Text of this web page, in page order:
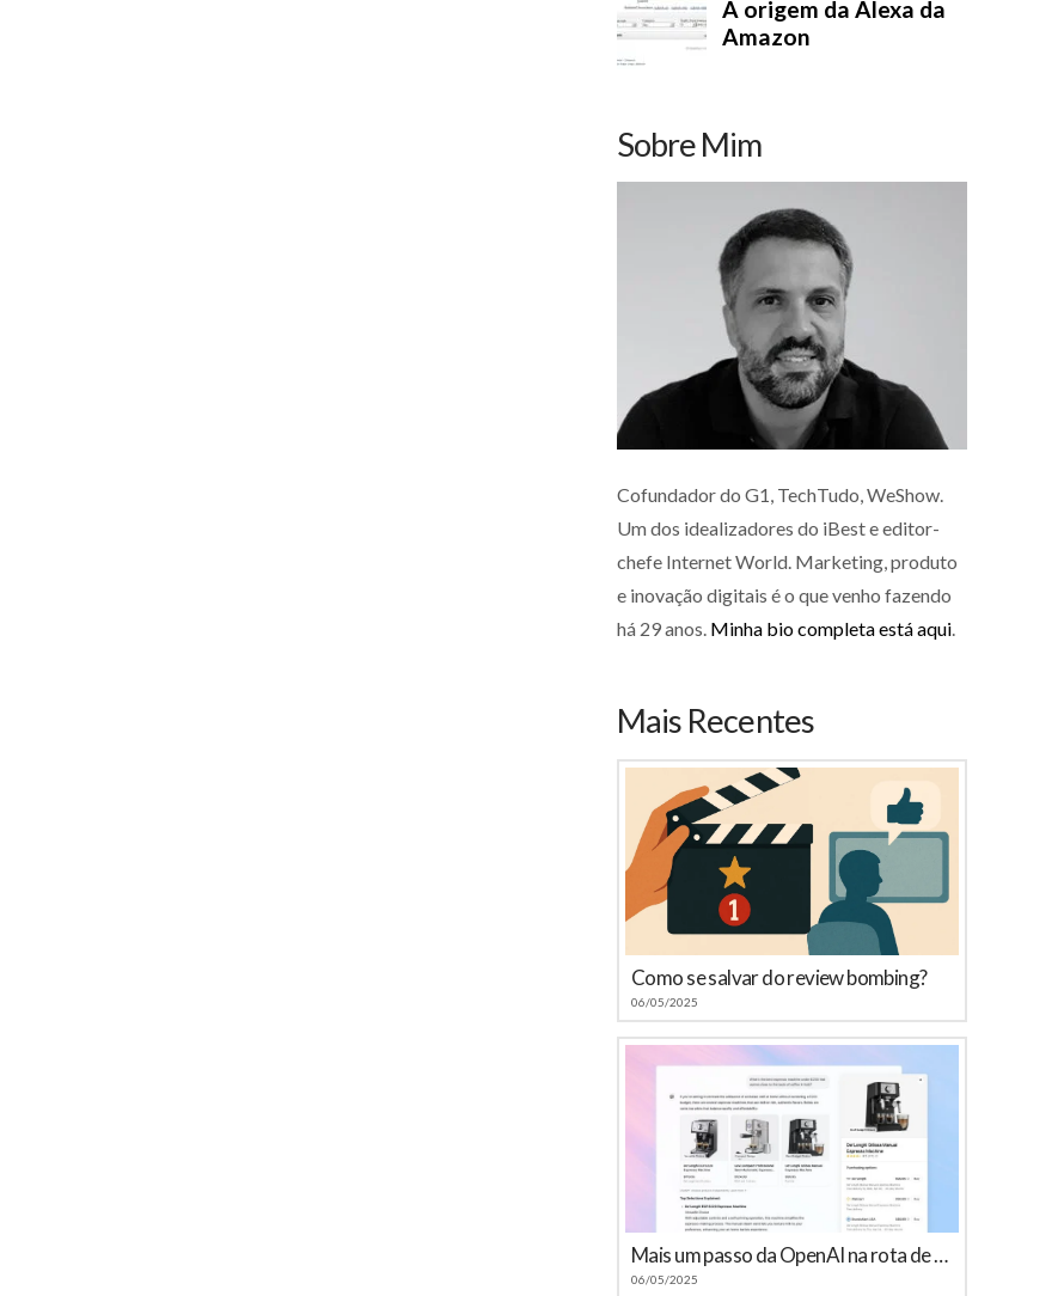
Sobre Mim
Cofundador do G1, TechTudo, WeShow.
Um dos idealizadores do iBest e editor-
chefe Internet World. Marketing, produto
e inovação digitais é o que venho fazendo
há 29 anos. Minha bio completa está aqui.
Mais Recentes
Como se salvar do review bombing?
06/05/2025
Mais um passo da OpenAI na rota de colisão com o Google
06/05/2025